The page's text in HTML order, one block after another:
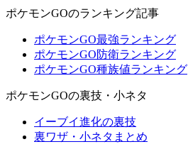
ポケモンGOのランキング記事
ポケモンGO最強ランキング
ポケモンGO防衛ランキング
ポケモンGO種族値ランキング
ポケモンGOの裏技・小ネタ
イーブイ進化の裏技
裏ワザ・小ネタまとめ